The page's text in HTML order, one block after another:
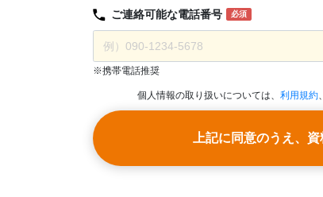
ご連絡可能な電話番号 必須
※携帯電話推奨
個人情報の取り扱いについては、 利用規約、
上記に同意のうえ、